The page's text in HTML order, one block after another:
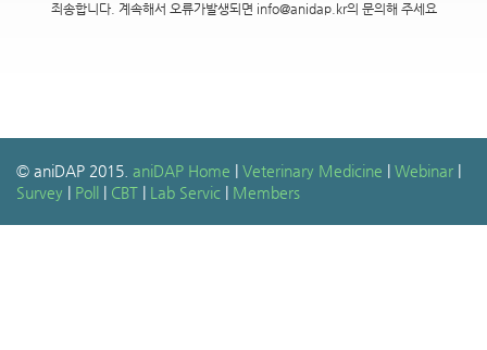
죄송합니다. 계속해서 오류가발생되면 info@anidap.kr의 문의해 주세요
© aniDAP 2015. aniDAP Home Veterinary Medicine Webinar
Survey
Poll CBT Lab Servic Members